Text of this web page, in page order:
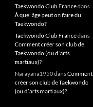
Taekwondo Club Francedans
À quel âge peut on faire du
Taekwondo?
Taekwondo Club Francedans
Comment créer son club de
Taekwondo (ou d’arts
martiaux)?
Narayana1950dansComment
créer son club de Taekwondo
(ou d’arts martiaux)?